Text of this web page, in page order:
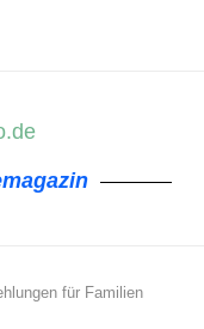
für Familien